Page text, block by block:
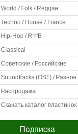
World / Folk / Reggae
Techno / House / Trance
Hip-Hop / R'n'B
Classical
Советские / Российские
Soundtracks (OST) / Разное
Распродажа
Скачать каталог пластинок
Подписка